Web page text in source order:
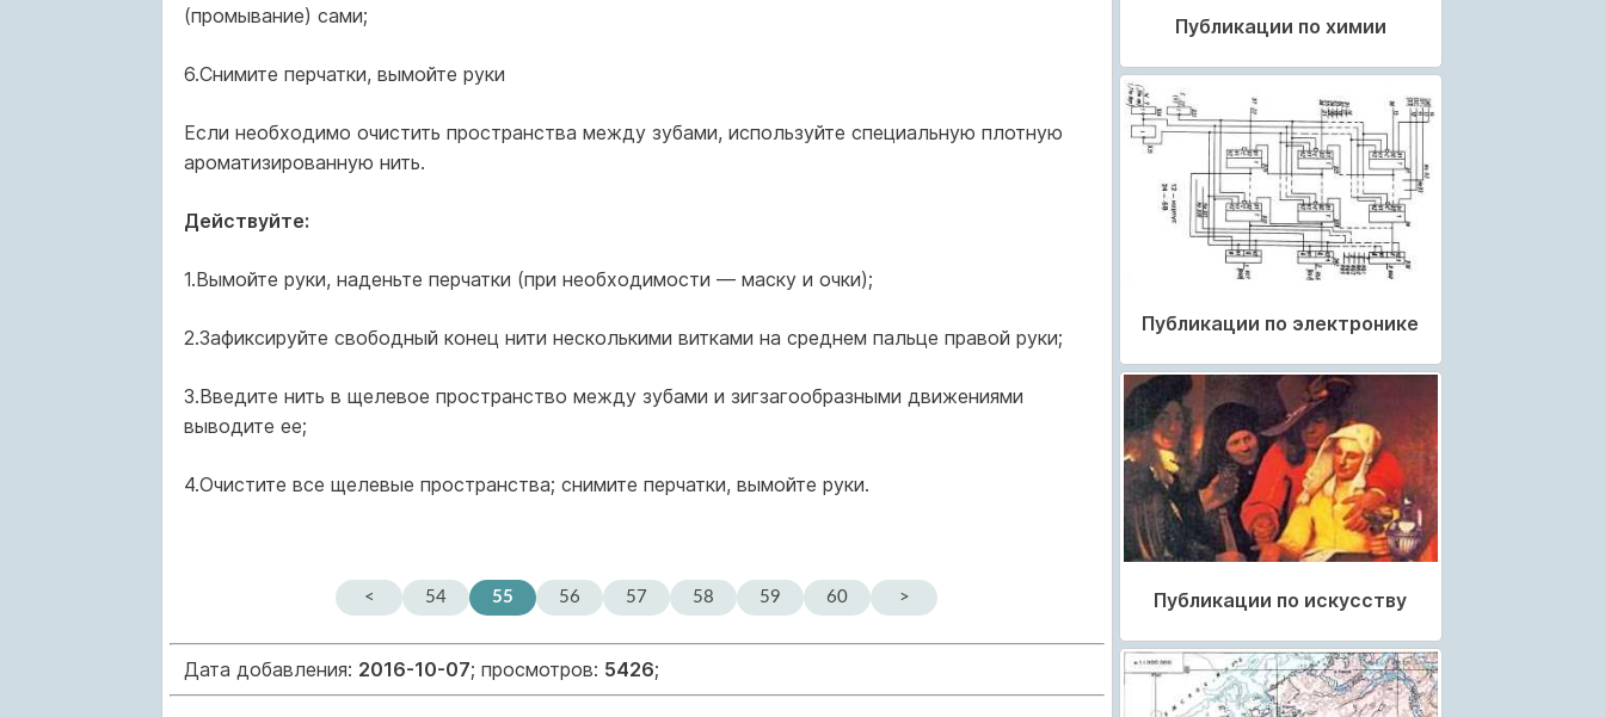
(промывание) сами;
6.Снимите перчатки, вымойте руки
Если необходимо очистить пространства между зубами, используйте специальную плотную
ароматизированную нить.
Действуйте:
1.Вымойте руки, наденьте перчатки (при необходимости — маску и очки);
2.Зафиксируйте свободный конец нити несколькими витками на среднем пальце правой руки;
3.Введите нить в щелевое пространство между зубами и зигзагообразными движениями
выводите ее;
4.Очистите все щелевые пространства; снимите перчатки, вымойте руки.
< 54 55 56 57 58 59 60 >
Дата добавления: 2016-10-07; просмотров: 5426;
Публикации по химии
Публикации по электронике
Публикации по искусству